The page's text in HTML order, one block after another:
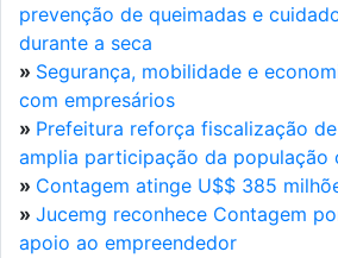
prevenção de queimadas e
durante a seca
» Segurança, mobilidade e
com empresários
» Prefeitura reforça fiscalização
amplia participação da população
» Contagem atinge U$$ 385
» Jucemg reconhece Contagem
apoio ao empreendedor